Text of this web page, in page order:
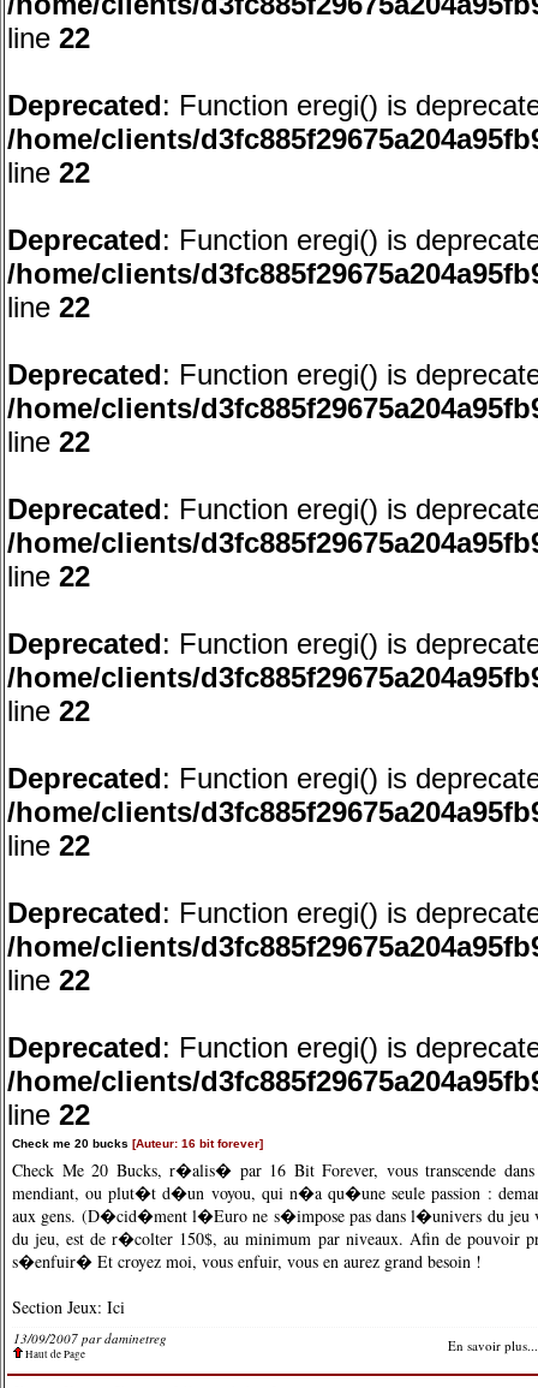
line 22
Deprecated: Function eregi() is
/home/clients/
line 22
Deprecated: Function eregi() is
/home/clients/
line 22
Deprecated: Function eregi() is
/home/clients/
line 22
Deprecated: Function eregi() is
/home/clients/
line 22
Deprecated: Function eregi() is
/home/clients/
line 22
Deprecated: Function eregi() is
/home/clients/
line 22
Deprecated: Function eregi() is
/home/clients/
line 22
Deprecated: Function eregi() is
/home/clients/
line 22
Check me 20 bucks [Auteur: 16 bit forever]
Check Me 20 Bucks, r�alis� par 16 Bit Forever, vous transcende
mendiant, ou plut�t d�un voyou, qui n�a qu�une seule passion :
aux gens. (D�cid�ment l�Euro ne s�impose pas dans l�univers du
du jeu, est de r�colter 150$, au minimum par niveaux. Afin de pouvoir
s�enfuir� Et croyez moi, vous enfuir, vous en aurez grand besoin !
Section Jeux: Ici
13/09/2007 pardaminetreg
Haut de Page En savoir plus...